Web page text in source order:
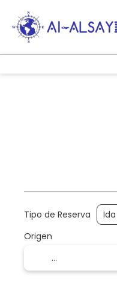
Tipo de Reserva
Origen